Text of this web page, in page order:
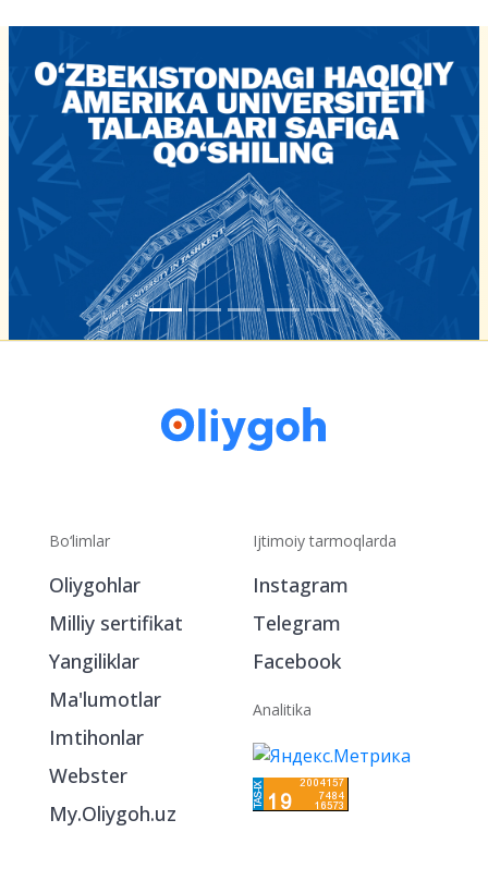
Bo‘limlar
Oliygohlar
Milliy sertifikat
Yangiliklar
Ma'lumotlar
Imtihonlar
Webster
My.Oliygoh.uz
Ijtimoiy tarmoqlarda
Instagram
Telegram
Facebook
Analitika